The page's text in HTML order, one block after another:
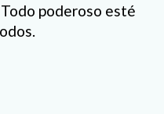
poderoso esté